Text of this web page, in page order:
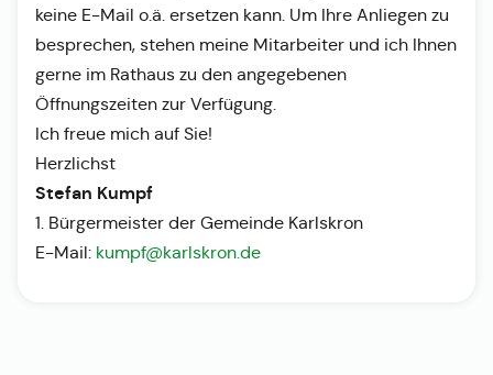
keine E-Mail o.ä. ersetzen kann. Um Ihre Anliegen zu
besprechen, stehen meine Mitarbeiter und ich Ihnen
gerne im Rathaus zu den angegebenen
Öffnungszeiten zur Verfügung.
Ich freue mich auf Sie!
Herzlichst
Stefan Kumpf
1. Bürgermeister der Gemeinde Karlskron
E-Mail: kumpf@karlskron.de